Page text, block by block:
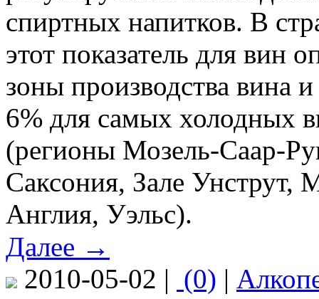
спиртных напитков. В
этот показатель для вин
зоны производства вина
6% для самых холодных
(регионы Мозель-Саар-
Саксония, Зале Унструт,
Англия, Уэльс).
Далее →
2010-05-02 | (0) |